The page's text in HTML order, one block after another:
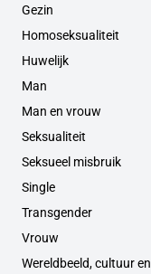
Gezin
Homoseksualiteit
Huwelijk
Man
Man en vrouw
Seksualiteit
Seksueel misbruik
Single
Transgender
Vrouw
Wereldbeeld, cultuur en